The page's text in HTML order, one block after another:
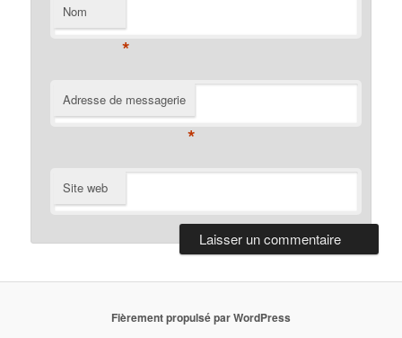
Nom
*
Adresse de messagerie
*
Site web
Fièrement propulsé par WordPress